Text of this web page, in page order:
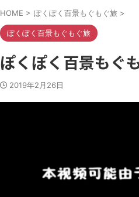
HOME > ぽくぽく百景もぐもぐ旅 >
ぽくぽく百景もぐもぐ旅
ぽくぽく百景も
2019年2月26日